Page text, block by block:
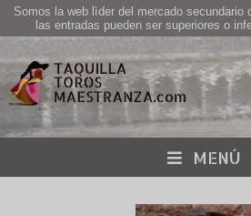
Somos la web lìder del mercado secundario
las entradas pueden ser superiores o
MENÚ